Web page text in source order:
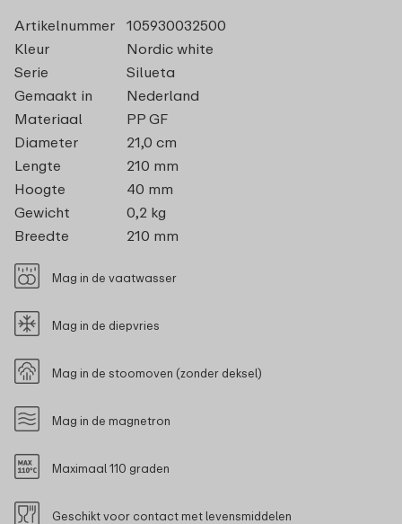
Artikelnummer
105930032500
Kleur
Nordic white
Serie
Silueta
Gemaakt in
Nederland
Materiaal
PP GF
Diameter
21,0 cm
Lengte
210 mm
Hoogte
40 mm
Gewicht
0,2 kg
Breedte
210 mm
Mag in de vaatwasser
Mag in de diepvries
Mag in de stoomoven (zonder deksel)
Mag in de magnetron
Maximaal 110 graden
Geschikt voor contact met levensmiddelen